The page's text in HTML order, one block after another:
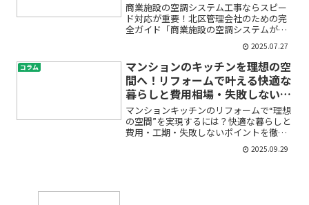
商業施設の空調システム工事ならスピー
ド対応が重要！北区管理会社のための完
全ガイド「商業施設の空調システムが急
にトラブルを起こしてしまった」「修理
やメンテナンスにどこへ依頼すればいい
か分からない」「省エネや換気システム
も気になるけど、何から手...
2025.07.27
コラム
マンションのキッチンを理想の空
間へ！リフォームで叶える快適な
暮らしと費用相場・失敗しないポ
イント
マンションキッチンのリフォームで“理想
の空間”を実現するには？快適な暮らしと
費用・工期・失敗しないポイントを徹底
解説「毎日の料理がもっと楽しくなるキ
ッチンにしたい」「狭いマンションでも
2025.09.29